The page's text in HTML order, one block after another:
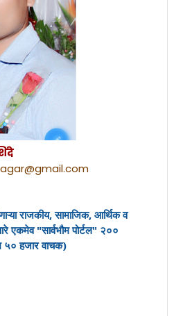
राजकीय, सामाजिक, आर्थिक व
एकमेव "सार्वभौम पोर्टल" २००
५० हजार वाचक)